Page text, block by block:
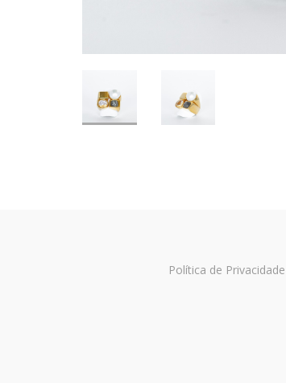
Política de Privacidade